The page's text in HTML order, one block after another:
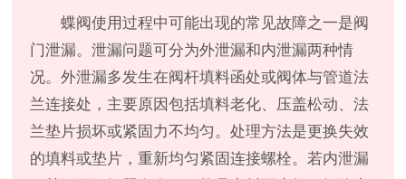
蝶阀使用过程中可能出现的常见故障之一是阀
门泄漏。泄漏问题可分为外泄漏和内泄漏两种情
况。外泄漏多发生在阀杆填料函处或阀体与管道法
兰连接处，主要原因包括填料老化、压盖松动、法
兰垫片损坏或紧固力不均匀。处理方法是更换失效
的填料或垫片，重新均匀紧固连接螺栓。若内泄漏